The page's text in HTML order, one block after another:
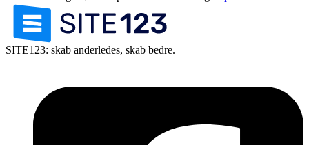
SITE123: skab anderledes, skab bedre.